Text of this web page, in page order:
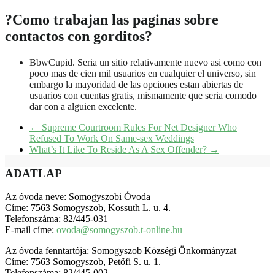
?Como trabajan las paginas sobre
contactos con gorditos?
BbwCupid. Seri­a un sitio relativamente nuevo asi­ como con
poco mas de cien mil usuarios en cualquier el universo, sin
embargo la mayoridad de las opciones estan abiertas de
usuarios con cuentas gratis, mismamente que seri­a comodo
dar con a alguien excelente.
← Supreme Courtroom Rules For Net Designer Who
Refused To Work On Same-sex Weddings
What’s It Like To Reside As A Sex Offender? →
ADATLAP
Az óvoda neve: Somogyszobi Óvoda
Címe: 7563 Somogyszob, Kossuth L. u. 4.
Telefonszáma: 82/445-031
E-mail címe: ovoda@somogyszob.t-online.hu
Az óvoda fenntartója: Somogyszob Községi Önkormányzat
Címe: 7563 Somogyszob, Petőfi S. u. 1.